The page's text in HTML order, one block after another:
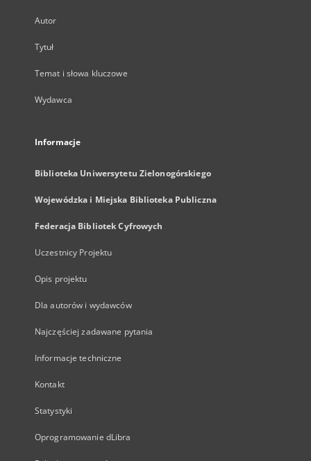
Autor
Tytuł
Temat i słowa kluczowe
Wydawca
Informacje
Biblioteka Uniwersytetu Zielonogórskiego
Wojewódzka i Miejska Biblioteka Publiczna
Federacja Bibliotek Cyfrowych
Uczestnicy Projektu
Opis projektu
Dla autorów i wydawców
Najczęściej zadawane pytania
Informacje techniczne
Kontakt
Statystyki
Oprogramowanie dLibra